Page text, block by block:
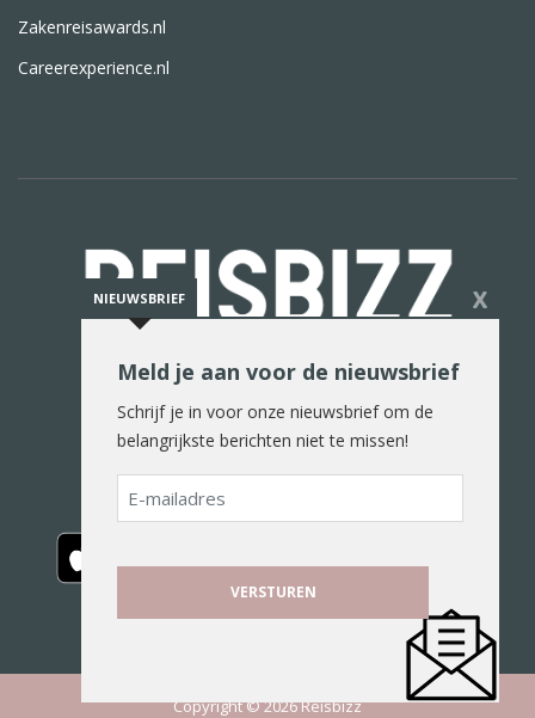
Zakenreisawards.nl
Careerexperience.nl
De reiswereld in woord en beeld
Copyright © 2026 Reisbizz
NIEUWSBRIEF X
Meld je aan voor de nieuwsbrief
Schrijf je in voor onze nieuwsbrief om de
belangrijkste berichten niet te missen!
E-
mailadres